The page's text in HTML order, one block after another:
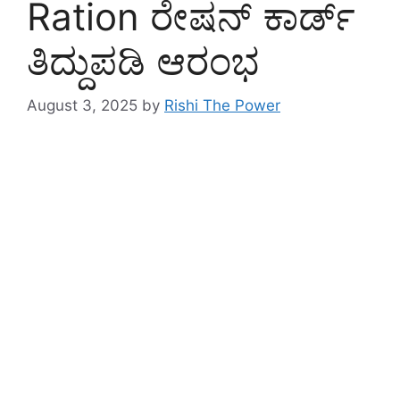
Ration ರೇಷನ್ ಕಾರ್ಡ್
ತಿದ್ದುಪಡಿ ಆರಂಭ
August 3, 2025 by Rishi The Power